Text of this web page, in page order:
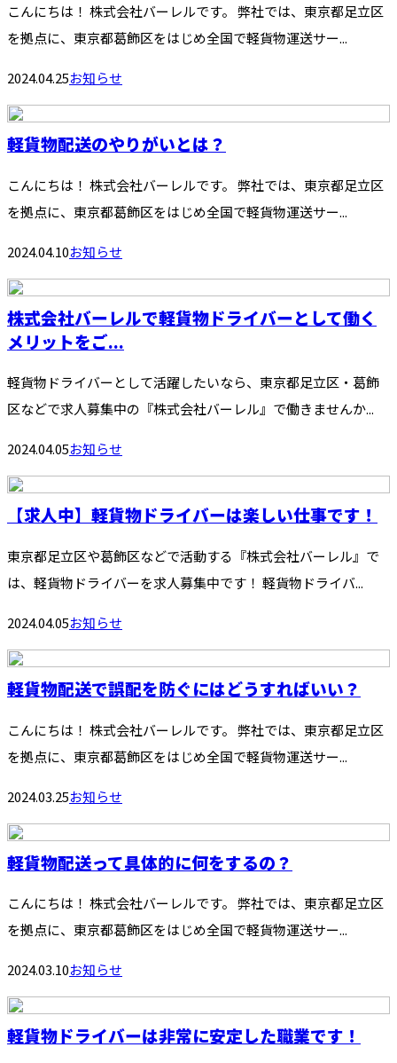
こんにちは！ 株式会社バーレルです。 弊社では、東京都足立区
を拠点に、東京都葛飾区をはじめ全国で軽貨物運送サー...
2024.04.25お知らせ
軽貨物配送のやりがいとは？
こんにちは！ 株式会社バーレルです。 弊社では、東京都足立区
を拠点に、東京都葛飾区をはじめ全国で軽貨物運送サー...
2024.04.10お知らせ
株式会社バーレルで軽貨物ドライバーとして働く
メリットをご...
軽貨物ドライバーとして活躍したいなら、東京都足立区・葛飾
区などで求人募集中の『株式会社バーレル』で働きませんか...
2024.04.05お知らせ
【求人中】軽貨物ドライバーは楽しい仕事です！
東京都足立区や葛飾区などで活動する『株式会社バーレル』で
は、軽貨物ドライバーを求人募集中です！ 軽貨物ドライバ...
2024.04.05お知らせ
軽貨物配送で誤配を防ぐにはどうすればいい？
こんにちは！ 株式会社バーレルです。 弊社では、東京都足立区
を拠点に、東京都葛飾区をはじめ全国で軽貨物運送サー...
2024.03.25お知らせ
軽貨物配送って具体的に何をするの？
こんにちは！ 株式会社バーレルです。 弊社では、東京都足立区
を拠点に、東京都葛飾区をはじめ全国で軽貨物運送サー...
2024.03.10お知らせ
軽貨物ドライバーは非常に安定した職業です！